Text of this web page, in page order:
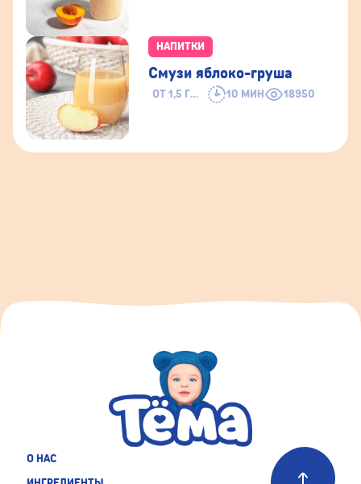
НАПИТКИ
ОТ 1,5 ГОДА 10 МИН 18950
Смузи яблоко-груша
О НАС